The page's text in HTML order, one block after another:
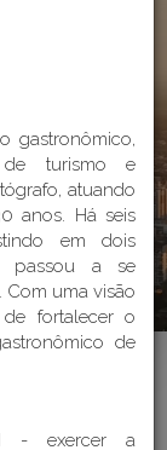
gastronômico,
de turismo e
atuando
anos. Há seis
em dois
passou a se
Com uma visão
fortalecer o
de
I - exercer a